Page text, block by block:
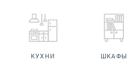
КУХНИ ШКАФЫ